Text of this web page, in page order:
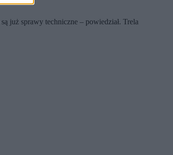
już sprawy techniczne – powiedział. Trela